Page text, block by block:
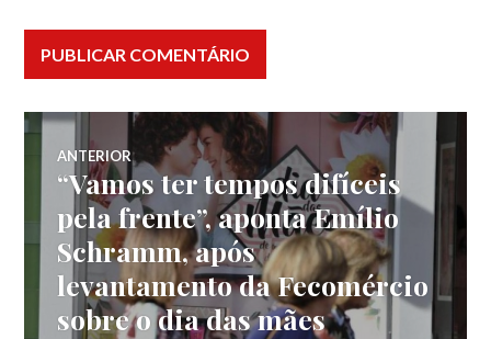
Navegação
de
Post
ANTERIOR
Post
anterior:
“Vamos ter tempos difíceis
pela frente”, aponta Emílio
Schramm, após
levantamento da Fecomércio
sobre o dia das mães